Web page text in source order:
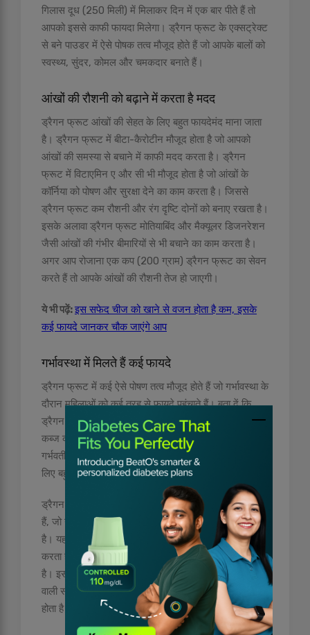
गिलास दूध (250 मिली) में मिलाकर दिन में एक बार पीते हैं तो
आपको इससे काफी फायदा मिलेगा। ड्रैगन फ्रूट के एक्सट्रेक्ट
से बने पाउडर में ऐसे पोषक तत्व मौजूद होते हैं जो आपके बालों को
स्वस्थ्य, सुंदर, कोमल और चमकदार बनाते हैं।
आंखों की रौशनी को बढ़ाने में करता है मदद
ड्रैगन फ्रूट आंखों की सेहत के लिए बहुत फायदेमंद माना जाता
है। ड्रैगन फ्रूट में बीटा-कैरोटीन मौजूद होता है जो आपको
आंखों की समस्या से बचाने में काफी मदद करता है। ड्रैगन
फ्रूट में विटाएमिन ए और सी भी मौजूद होता है जो आंखों के
कॉर्निया को पोषण और सुरक्षा देने का काम करता है। जिससे
ड्रैगन फ्रूट कम रौशनी और रंग दृष्टि दोनों को बनाए रखता है।
इसके अलावा ड्रैगन फ्रूट मोतियाबिंद और मैक्यूलर डिजनरेशन
जैसी आंखों की गंभीर बीमारियों से भी बचाने का काम करता है।
अगर आप रोजाना एक कप (200 ग्राम) ड्रैगन फ्रूट का सेवन
करते हैं तो आपके आंखों की रौशनी तेज हो जाएगी।
ये भी पढ़ें:इस सफेद चीज को खाने से वजन होता है कम, इसके
कई फायदे जानकर चौक जाएंगे आप
गर्भावस्था में मिलते हैं कई फायदे
ड्रैगन फ्रूट में कई ऐसे पोषण तत्व मौजूद होते हैं जो गर्भावस्था के
दौरान महिलाओं को कई तरह से फायदे पहुंचाते हैं। बता दें कि
ड्रैगन फ्रूट में फाइबर मौजूद होता है जो गर्भवास्था के दौरान
कब्ज की समस्या से राहत देता है। इसमें मौजूद फास्फोरस
गर्भवती महिलाओं के दांतों के अच्छे स्वास्थ्य को बनाए रखने के
लिए बहुत फायदेमंद होता है।
ड्रैगन फ्रूट में विटामिन बी, फोलेट और आयरन भी मौजूद होते
हैं, जो गर्भवती महिलाओं के स्वास्थ्य के लिए बहुत फायदेमंद होता
है। यह विटामिन बी, फोलेट और जन्मजात दोष से बचाने का काम
करता है और इसी से यह गर्भवास्था के दौरान ताकत को भी बढ़ाता
है। इसके अलावा ड्रैगन फ्रूट महिलाओं में मेनोपॉज के बाद आने
वाली समस्याओं से भी बचाता है, क्योंकि इसमें मैग्रीशियम मौजूद
होता है।